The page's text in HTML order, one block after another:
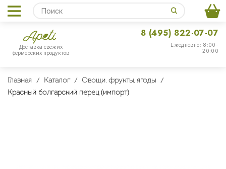
Доставка свежих
фермерских продуктов
Ежедневно: 8:00-
20:00
8 (495) 822-07-07
Главная Каталог
Овощи, фрукты, ягоды
Красный болгарский перец (импорт)